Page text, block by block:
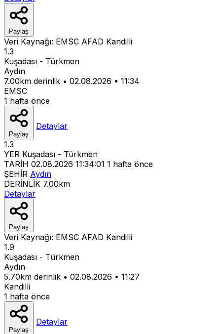
Paylaş
Veri Kaynağı: EMSC AFAD Kandilli
1.3
Kuşadası - Türkmen
Aydın
7.00km derinlik • 02.08.2026 • 11:34
EMSC
1 hafta önce
Paylaş
Detaylar
1.3
YER Kuşadası - Türkmen
TARİH 02.08.2026 11:34:01 1 hafta önce
ŞEHİR Aydın
DERİNLİK 7.00km
Detaylar
Paylaş
Veri Kaynağı: EMSC AFAD Kandilli
1.9
Kuşadası - Türkmen
Aydın
5.70km derinlik • 02.08.2026 • 11:27
Kandilli
1 hafta önce
Paylaş
Detaylar